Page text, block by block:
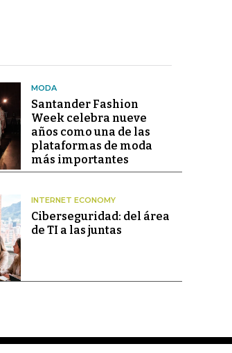
MODA
Santander Fashion
Week celebra nueve
años como una de las
plataformas de moda
más importantes
INTERNET ECONOMY
Ciberseguridad: del área
de TI a las juntas